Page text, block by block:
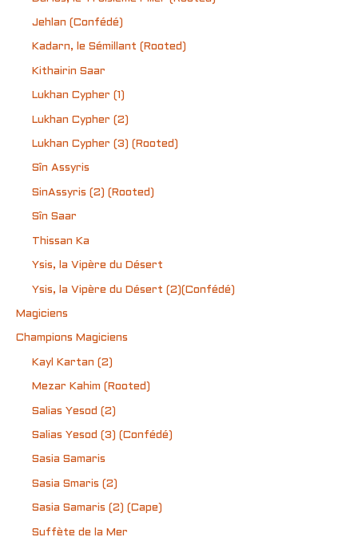
Jehlan (Confédé)
Kadarn, le Sémillant (Rooted)
Kithairin Saar
Lukhan Cypher (1)
Lukhan Cypher (2)
Lukhan Cypher (3) (Rooted)
Sîn Assyris
SinAssyris (2) (Rooted)
Sîn Saar
Thissan Ka
Ysis, la Vipère du Désert
Ysis, la Vipère du Désert (2)(Confédé)
Magiciens
Champions Magiciens
Kayl Kartan (2)
Mezar Kahim (Rooted)
Salias Yesod (2)
Salias Yesod (3) (Confédé)
Sasia Samaris
Sasia Smaris (2)
Sasia Samaris (2) (Cape)
Suffète de la Mer